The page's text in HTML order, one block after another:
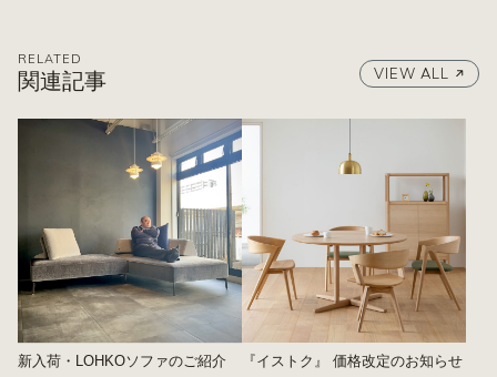
RELATED
関連記事 VIEW ALL
新入荷・LOHKOソファのご紹介 『イストク』 価格改定のお知らせ